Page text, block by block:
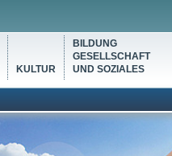
KULTUR
BILDUNG
GESELLSCHAFT
UND SOZIALES